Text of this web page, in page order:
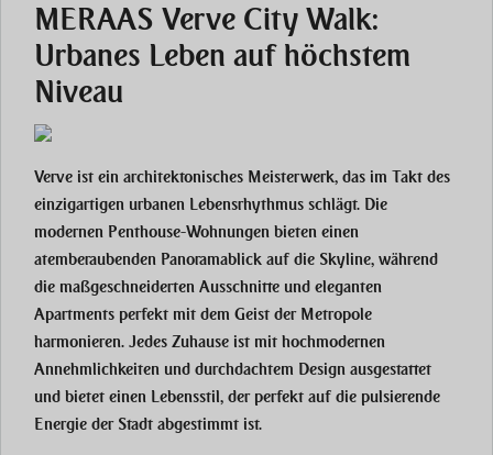
MERAAS Verve City Walk:
Urbanes Leben auf höchstem
Niveau
Verve ist ein architektonisches Meisterwerk, das im Takt des
einzigartigen urbanen Lebensrhythmus schlägt. Die
modernen Penthouse-Wohnungen bieten einen
atemberaubenden Panoramablick auf die Skyline, während
die maßgeschneiderten Ausschnitte und eleganten
Apartments perfekt mit dem Geist der Metropole
harmonieren. Jedes Zuhause ist mit hochmodernen
Annehmlichkeiten und durchdachtem Design ausgestattet
und bietet einen Lebensstil, der perfekt auf die pulsierende
Energie der Stadt abgestimmt ist.